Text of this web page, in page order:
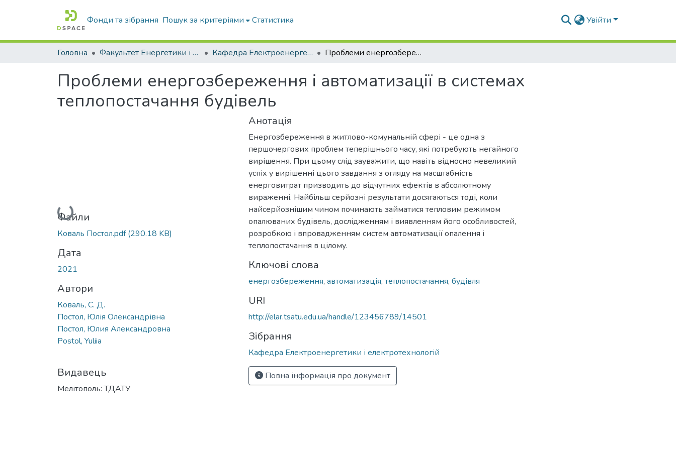
Фонди та зібрання Пошук за критеріями Статистика Увійти
Головна Факультет Енергетики і комп'ютерних технологій Кафедра Електроенергетики і електротехнологій Проблеми енергозбереження і автоматизації в системах теплопостачання будівель
Проблеми енергозбереження і автоматизації в системах
теплопостачання будівель
Вантажиться...
Файли
Коваль Постол.pdf(290.18 KB)
Дата
2021
Автори
Коваль, С. Д.
Постол, Юлія Олександрівна
Постол, Юлия Александровна
Postol, Yuliia
Видавець
Мелітополь: ТДАТУ
Анотація
Енергозбереження в житлово-комунальній сфері - це одна з
першочергових проблем теперішнього часу, які потребують негайного
вирішення. При цьому слід зауважити, що навіть відносно невеликий
успіх у вирішенні цього завдання з огляду на масштабність
енерговитрат призводить до відчутних ефектів в абсолютному
вираженні. Найбільш серйозні результати досягаються тоді, коли
найсерйознішим чином починають займатися тепловим режимом
опалюваних будівель, дослідженням і виявленням його особливостей,
розробкою і впровадженням систем автоматизації опалення і
теплопостачання в цілому.
Ключові слова
енергозбереження, автоматизація, теплопостачання, будівля
URI
http://elar.tsatu.edu.ua/handle/123456789/14501
Зібрання
Кафедра Електроенергетики і електротехнологій
Повна інформація про документ